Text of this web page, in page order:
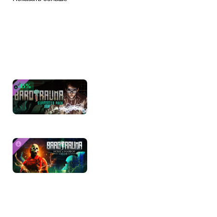
приготовьтесь к измене, если на борту есть предатель. Играйте
ИССЛЕДУЙТЕ, УПРАВЛЯЙТЕ,
монстрами или бегите от них. Управляйте сложными бортовыми
играет первостепенную роль!
-45%